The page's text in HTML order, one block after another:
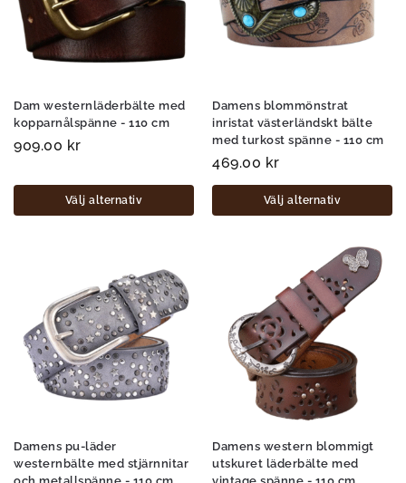
Dam westernläderbälte med
kopparnålspänne - 110 cm
909.00 kr
Välj alternativ
Damens blommönstrat
inristat västerländskt bälte
med turkost spänne - 110 cm
469.00 kr
Välj alternativ
Damens pu-läder
westernbälte med stjärnnitar
Damens western blommigt
utskuret läderbälte med